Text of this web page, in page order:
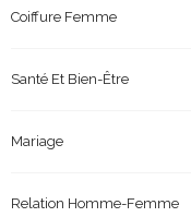
Coiffure Femme
Santé Et Bien-Être
Mariage
Relation Homme-Femme